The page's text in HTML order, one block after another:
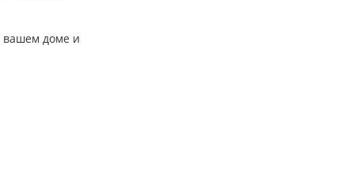
вашем доме и